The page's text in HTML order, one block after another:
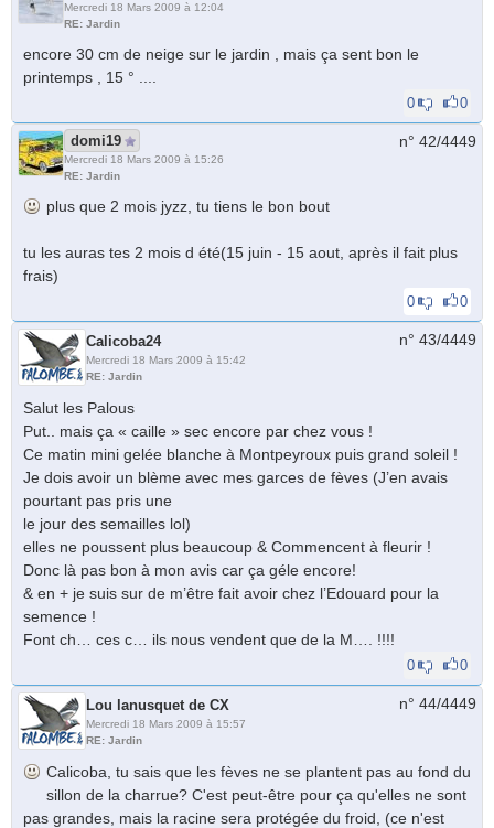
Mercredi 18 Mars 2009 à 12:04
RE: Jardin
encore 30 cm de neige sur le jardin , mais ça sent bon le
printemps , 15 ° ....
0 0
domi19
Mercredi 18 Mars 2009 à 15:26
RE: Jardin
n° 42/4449
plus que 2 mois jyzz, tu tiens le bon bout
tu les auras tes 2 mois d été(15 juin - 15 aout, après il fait plus
frais)
0 0
Calicoba24
Mercredi 18 Mars 2009 à 15:42
RE: Jardin
n° 43/4449
Salut les Palous
Put.. mais ça « caille » sec encore par chez vous !
Ce matin mini gelée blanche à Montpeyroux puis grand soleil !
Je dois avoir un blème avec mes garces de fèves (J’en avais
pourtant pas pris une
le jour des semailles lol)
elles ne poussent plus beaucoup & Commencent à fleurir !
Donc là pas bon à mon avis car ça géle encore!
& en + je suis sur de m’être fait avoir chez l’Edouard pour la
semence !
Font ch… ces c… ils nous vendent que de la M…. !!!!
0 0
Lou lanusquet de CX
Mercredi 18 Mars 2009 à 15:57
RE: Jardin
n° 44/4449
Calicoba, tu sais que les fèves ne se plantent pas au fond du
sillon de la charrue? C'est peut-être pour ça qu'elles ne sont
pas grandes, mais la racine sera protégée du froid, (ce n'est